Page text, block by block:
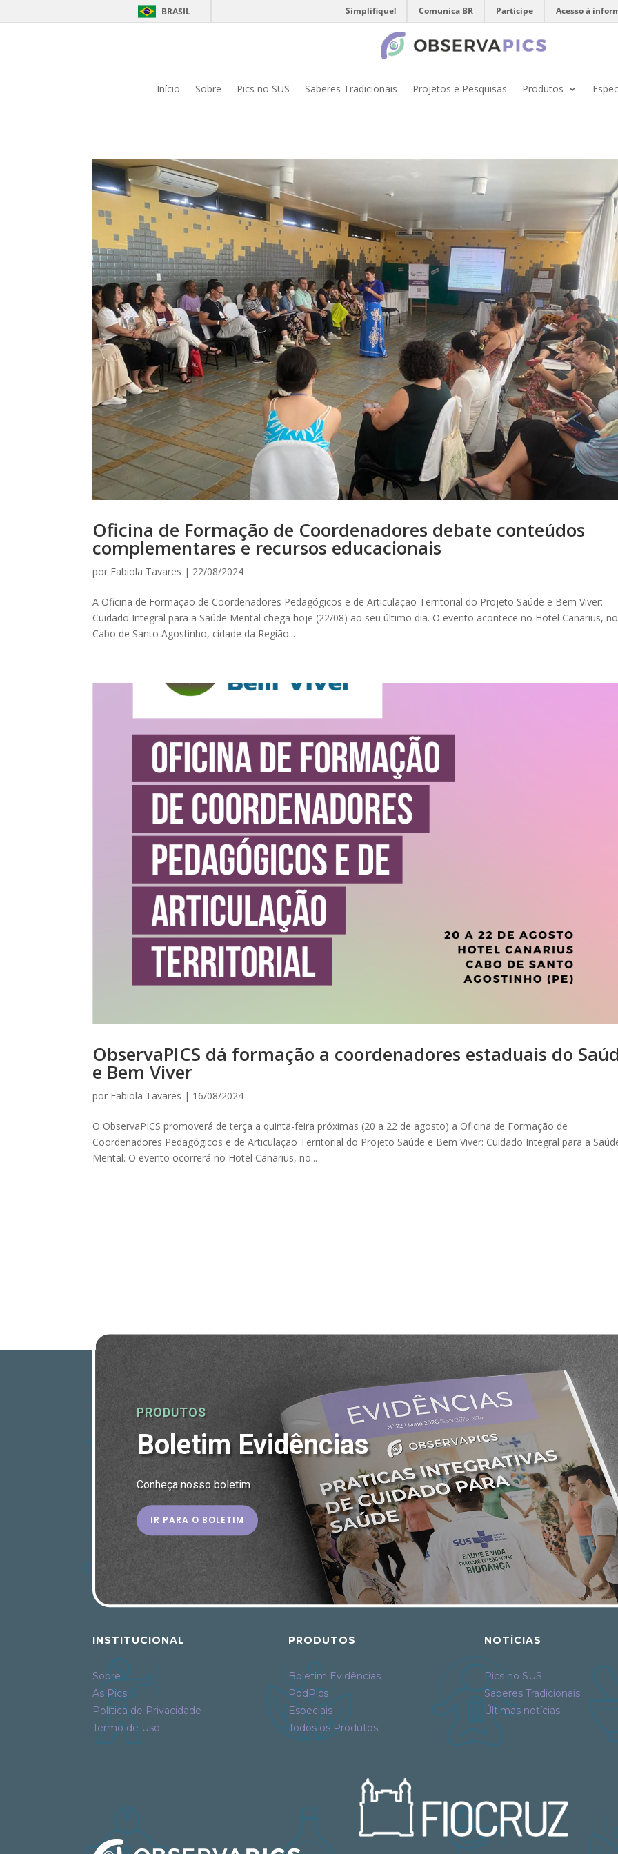
BRASIL Simplifique! Comunica BR Participe Acesso à
Início Sobre Pics no SUS Saberes Tradicionais Projetos e Pesquisas Produtos
Oficina de Formação de Coordenadores debate conteúdos
complementares e recursos educacionais
por Fabiola Tavares | 22/08/2024
A Oficina de Formação de Coordenadores Pedagógicos e de Articulação Territorial do Projeto Saúde e Bem Viver:
Cuidado Integral para a Saúde Mental chega hoje (22/08) ao seu último dia. O evento acontece no Hotel Canarius, no
Cabo de Santo Agostinho, cidade da Região...
ObservaPICS dá formação a coordenadores estaduais do
e Bem Viver
por Fabiola Tavares | 16/08/2024
O ObservaPICS promoverá de terça a quinta-feira próximas (20 a 22 de agosto) a Oficina de Formação de
Coordenadores Pedagógicos e de Articulação Territorial do Projeto Saúde e Bem Viver: Cuidado Integral para a
Mental. O evento ocorrerá no Hotel Canarius, no...
PRODUTOS
Boletim Evidências
Conheça nosso boletim
IR PARA O BOLETIM
INSTITUCIONAL
Sobre
As Pics
Política de Privacidade
Termo de Uso
PRODUTOS
Boletim Evidências
PodPics
Especiais
Todos os Produtos
NOTÍCIAS
Pics no SUS
Saberes Tradicionais
Últimas notícias